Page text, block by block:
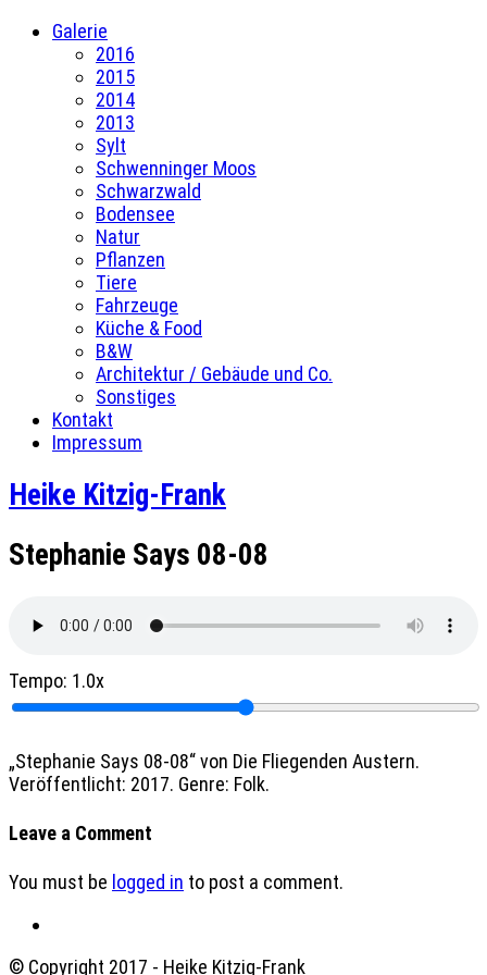
Galerie
2016
2015
2014
2013
Sylt
Schwenninger Moos
Schwarzwald
Bodensee
Natur
Pflanzen
Tiere
Fahrzeuge
Küche & Food
B&W
Architektur / Gebäude und Co.
Sonstiges
Kontakt
Impressum
Heike Kitzig-Frank
Stephanie Says 08-08
Tempo: 1.0x
„Stephanie Says 08-08“ von Die Fliegenden Austern.
Veröffentlicht: 2017. Genre: Folk.
Leave a Comment
You must be logged in to post a comment.
© Copyright 2017 - Heike Kitzig-Frank